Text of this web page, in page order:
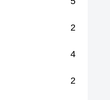
2
4
2